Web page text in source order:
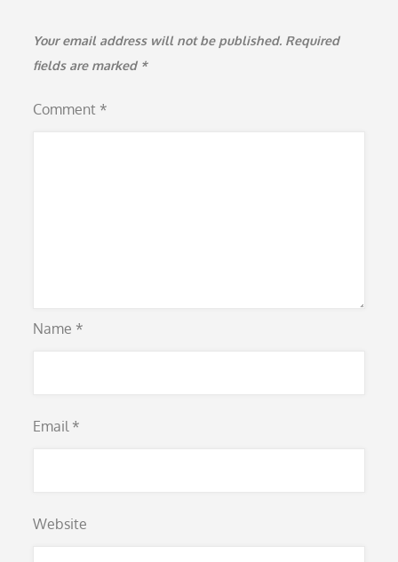
Your email address will not be published. Required
fields are marked *
Comment *
Name *
Email *
Website